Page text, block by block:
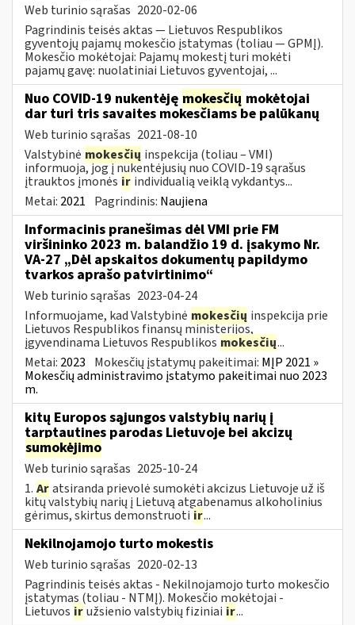
Web turinio sąrašas 2020-02-06
Pagrindinis teisės aktas — Lietuvos Respublikos
gyventojų pajamų mokesčio įstatymas (toliau — GPMĮ).
Mokesčio mokėtojai: Pajamų mokestį turi mokėti
pajamų gavę: nuolatiniai Lietuvos gyventojai, ...
Nuo COVID-19 nukentėję mokesčių mokėtojai
dar turi tris savaites mokesčiams be palūkanų
Web turinio sąrašas 2021-08-10
Valstybinė mokesčių inspekcija (toliau – VMI)
informuoja, jog į nukentėjusių nuo COVID-19 sąrašus
įtrauktos įmonės ir individualią veiklą vykdantys...
Metai: 2021 Pagrindinis: Naujiena
Informacinis pranešimas dėl VMI prie FM
viršininko 2023 m. balandžio 19 d. įsakymo Nr.
VA-27 „Dėl apskaitos dokumentų papildymo
tvarkos aprašo patvirtinimo“
Web turinio sąrašas 2023-04-24
Informuojame, kad Valstybinė mokesčių inspekcija prie
Lietuvos Respublikos finansų ministerijos,
įgyvendinama Lietuvos Respublikos mokesčių...
Metai: 2023 Mokesčių įstatymų pakeitimai: MĮP 2021 »
Mokesčių administravimo įstatymo pakeitimai nuo 2023
m.
kitų Europos sąjungos valstybių narių į
tarptautines parodas Lietuvoje bei akcizų
sumokėjimo
Web turinio sąrašas 2025-10-24
1. Aratsiranda prievolė sumokėti akcizus Lietuvoje už iš
kitų valstybių narių į Lietuvą atgabenamus alkoholinius
gėrimus, skirtus demonstruoti ir...
Nekilnojamojo turto mokestis
Web turinio sąrašas 2020-02-13
Pagrindinis teisės aktas - Nekilnojamojo turto mokesčio
įstatymas (toliau - NTMĮ). Mokesčio mokėtojai -
Lietuvos iružsienio valstybių fiziniai ir...